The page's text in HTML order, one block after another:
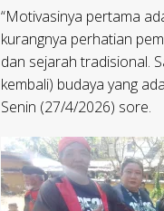
“Motivasinya pertama
kurangnya perhatian
dan sejarah tradisional.
kembali) budaya yang
Senin (27/4/2026) sore.